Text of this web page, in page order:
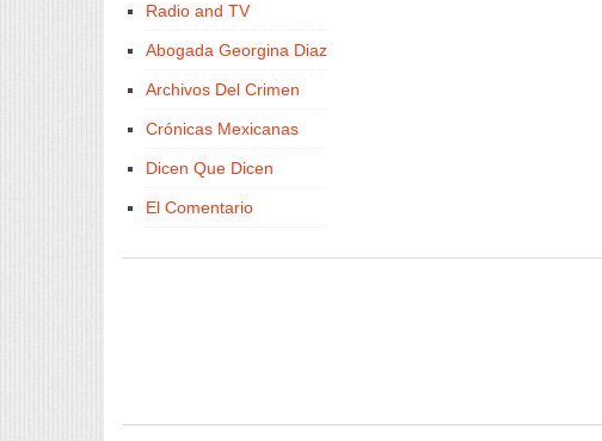
Radio and TV
Abogada Georgina Diaz
Archivos Del Crimen
Crónicas Mexicanas
Dicen Que Dicen
El Comentario